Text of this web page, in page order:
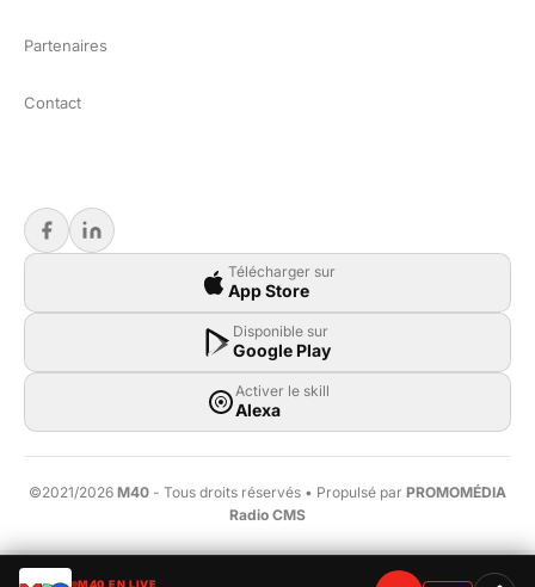
Partenaires
Contact
Télécharger sur
App Store
Disponible sur
Google Play
Activer le skill
Alexa
©2021/2026 M40 - Tous droits réservés • Propulsé par PROMOMÉDIA
Radio CMS
M40 EN LIVE